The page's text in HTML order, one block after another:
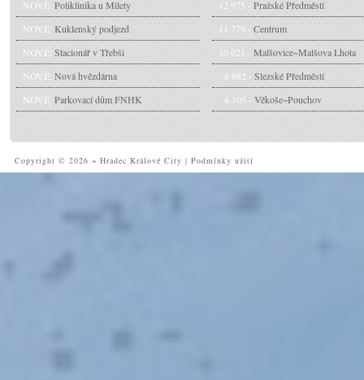
NOVÉ: Poliklinika u Milety
NOVÉ: Kuklenský podjezd
NOVÉ: Stacionář v Třebši
NOVÉ: Nová hvězdárna
NOVÉ: Parkovací dům FNHK
12 975 - Pražské Předměstí
11 779 - Centrum
10 021 - Malšovice~Malšova Lhota
8 982 - Slezské Předměstí
4 105 - Věkoše~Pouchov
Copyright © 2026 ~ Hradec Králové City | Podmínky užití